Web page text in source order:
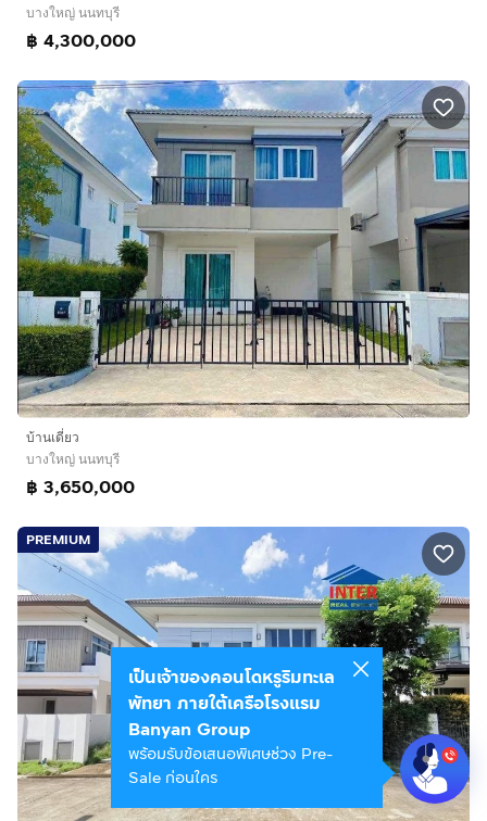
บางใหญ่ นนทบุรี
฿ 4,300,000
บ้านเดี่ยว
บางใหญ่ นนทบุรี
฿ 3,650,000
PREMIUM
เป็นเจ้าของคอนโดหรูริมทะเล
พัทยา ภายใต้เครือโรงแรม
Banyan Group
พร้อมรับข้อเสนอพิเศษช่วง Pre-
Sale ก่อนใคร